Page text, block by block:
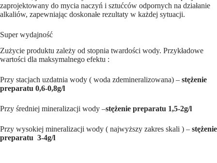
zaprojektowany do mycia naczyń i sztućców odpornych na działanie
alkaliów, zapewniając doskonałe rezultaty w każdej sytuacji.
Super wydajność
Zużycie produktu zależy od stopnia twardości wody. Przykładowe
wartości dla maksymalnego efektu :
Przy stacjach uzdatnia wody ( woda zdemineralizowana) – stężenie
preparatu 0,6-0,8g/l
Przy średniej mineralizacji wody –stężenie preparatu 1,5-2g/l
Przy wysokiej mineralizacji wody ( najwyższy zakres skali ) – stężenie
preparatu 3-4g/l